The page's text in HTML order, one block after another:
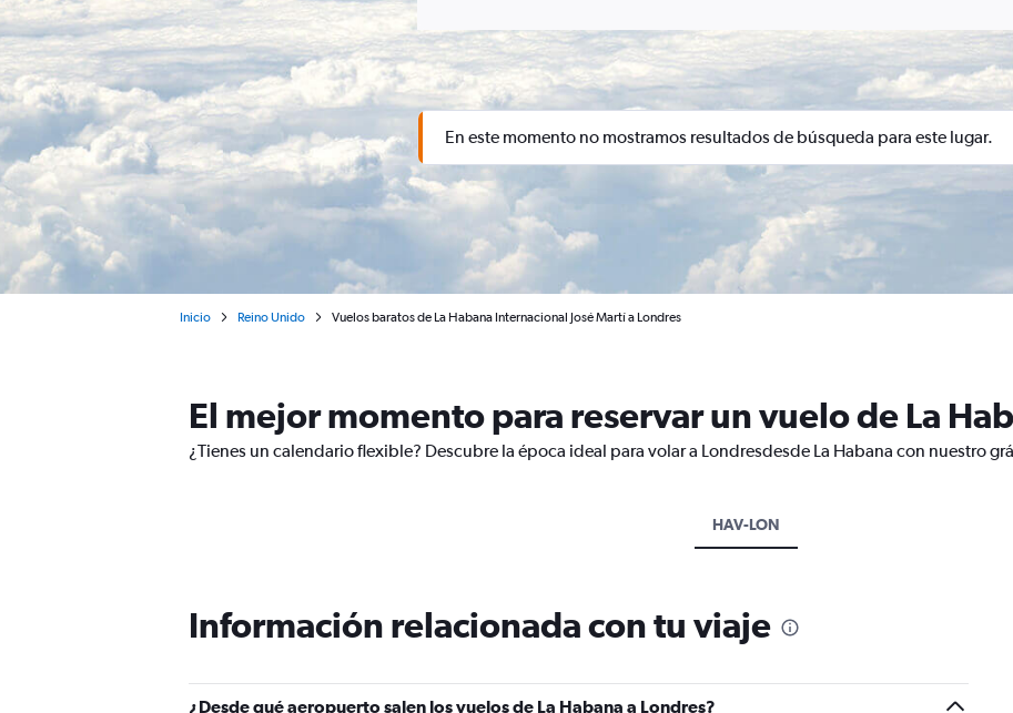
En este momento no mostramos resultados de búsqueda para este lugar.
Inicio Reino Unido Vuelos baratos de La Habana Internacional José Martí a Londres
El mejor momento para reservar un vuelo de La
¿Tienes un calendario flexible? Descubre la época ideal para volar a Londresdesde La Habana con nuestro
HAV-LON
Información relacionada con tu viaje
¿Desde qué aeropuerto salen los vuelos de La Habana a Londres?